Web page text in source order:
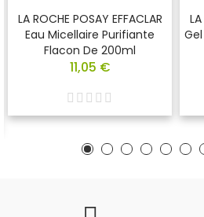
LA ROCHE POSAY EFFACLAR
Eau Micellaire Purifiante
Flacon De 200ml
11,05 €